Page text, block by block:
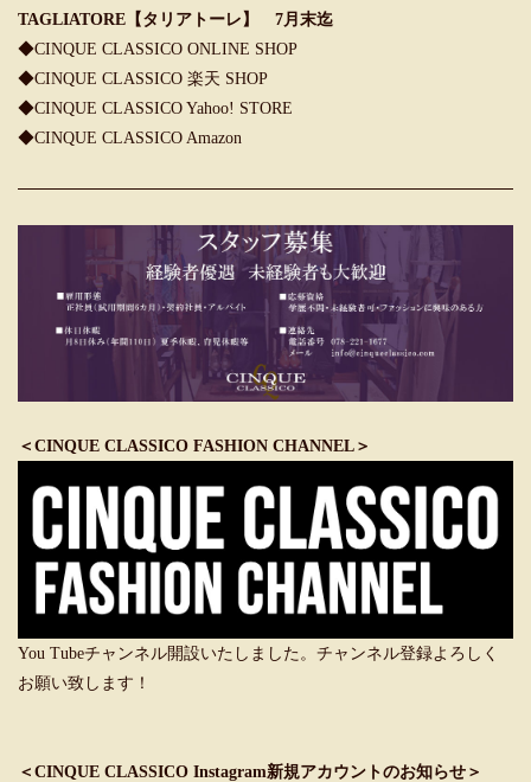
TAGLIATORE【タリアトーレ】 7月末迄
◆CINQUE CLASSICO ONLINE SHOP
◆CINQUE CLASSICO 楽天 SHOP
◆CINQUE CLASSICO Yahoo! STORE
◆CINQUE CLASSICO Amazon
＜CINQUE CLASSICO FASHION CHANNEL＞
You Tubeチャンネル開設いたしました。チャンネル登録よろしく
お願い致します！
＜CINQUE CLASSICO Instagram新規アカウントのお知らせ＞